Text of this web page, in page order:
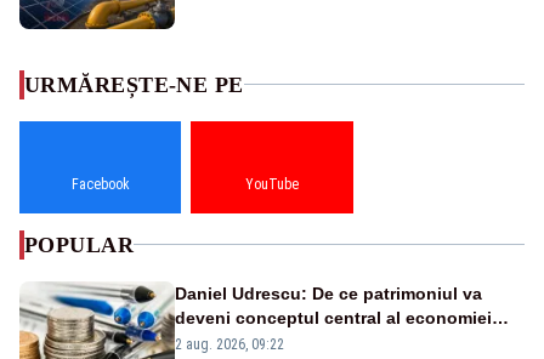
URMĂREȘTE-NE PE
Facebook YouTube
POPULAR
Daniel Udrescu: De ce patrimoniul va
deveni conceptul central al economiei
viitoare?
2 aug. 2026, 09:22